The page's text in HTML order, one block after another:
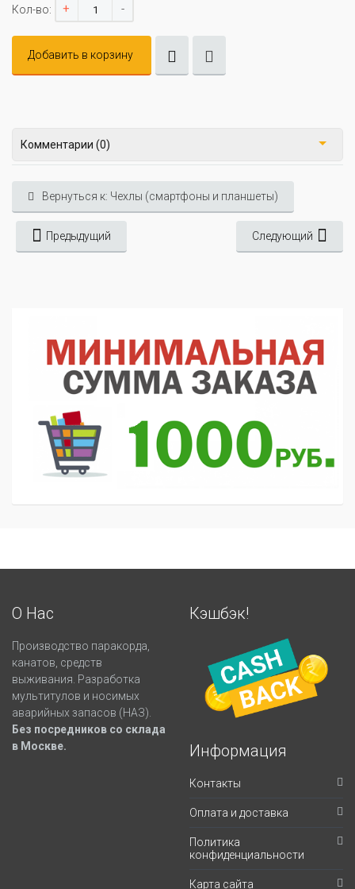
Кол-во: + -
Добавить в корзину
Комментарии (0)
Вернуться к: Чехлы (смартфоны и планшеты)
Предыдущий Следующий
О Нас
Производство паракорда,
канатов, средств
выживания. Разработка
мультитулов и носимых
аварийных запасов (НАЗ).
Без посредников со склада
в Москве.
Кэшбэк!
Информация
Контакты
Оплата и доставка
Политика
конфиденциальности
Карта сайта